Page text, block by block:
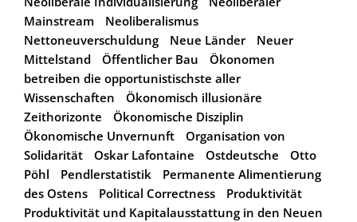
Mainstream
Neoliberalismus
Nettoneuverschuldung
Neue Länder
Neuer
Mittelstand
Öffentlicher Bau
Ökonomen
betreiben die opportunistischste aller
Wissenschaften
Ökonomisch illusionäre
Zeithorizonte
Ökonomische Disziplin
Ökonomische Unvernunft
Organisation von
Solidarität
Oskar Lafontaine Ostdeutsche
Otto
Pöhl
Pendlerstatistik
Permanente Alimentierung
des Ostens
Political Correctness
Produktivität
Produktivität und Kapitalausstattung in den Neuen